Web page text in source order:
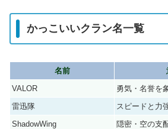
かっこいいクラン名一覧
名前
VALOR
勇気・名誉を
雷迅隊
スピードと力
ShadowWing
隠密・空の支